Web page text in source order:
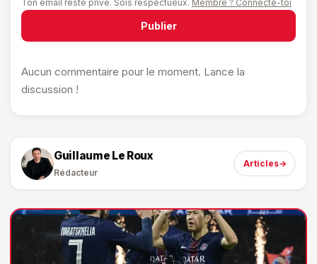
Ton email reste privé. Sois respectueux. Membre ? Connecte-toi
Publier
Aucun commentaire pour le moment. Lance la
discussion !
Guillaume Le Roux
Rédacteur
Articles→